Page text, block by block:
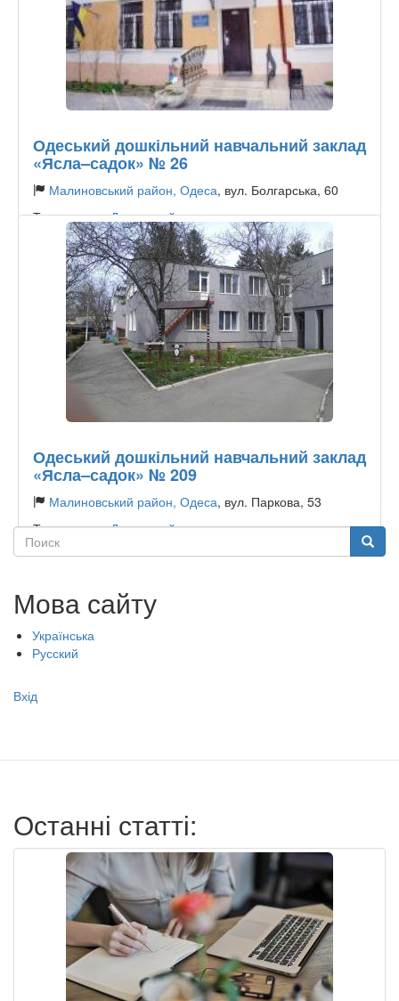
Одеський дошкільний навчальний заклад
«Ясла–садок» № 26
Малиновський район, Одеса, вул. Болгарська, 60
Тип садочку:Державний
Одеський дошкільний навчальний заклад
«Ясла–садок» № 209
Малиновський район, Одеса, вул. Паркова, 53
Тип садочку:Державний
Поиск Поиск
Мова сайту
Українська
Русский
Меню
записи
Вхід
Останні статті: